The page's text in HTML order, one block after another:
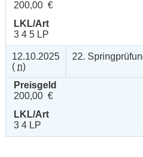
200,00 €
LKL/Art
3 4 5 LP
12.10.2025
( n)
22.
Preisgeld
200,00 €
LKL/Art
3 4 LP